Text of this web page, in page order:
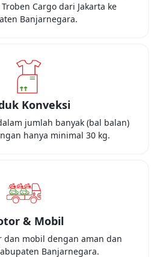
Cargo dari Jakarta ke
Banjarnegara.
Konveksi
jumlah banyak (bal balan)
hanya minimal 30 kg.
& Mobil
dan mobil dengan aman dan
Banjarnegara.